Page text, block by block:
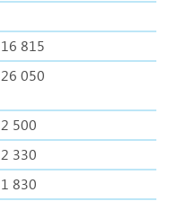
16 815
26 050
2 500
2 330
1 830